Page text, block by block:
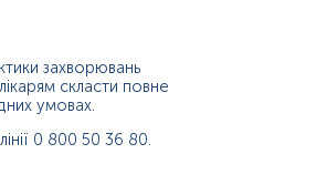
захворювань
скласти повне
умовах.
0 800 50 36 80.